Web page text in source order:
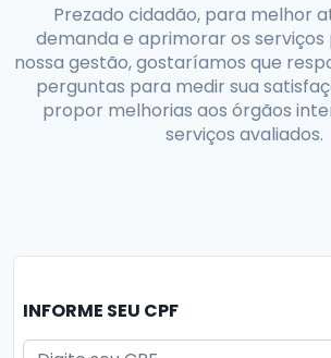
Prezado cidadão, para melhor
demanda e aprimorar os
nossa gestão, gostaríamos que
perguntas para medir sua
propor melhorias aos órgãos
serviços avaliados.
INFORME SEU CPF